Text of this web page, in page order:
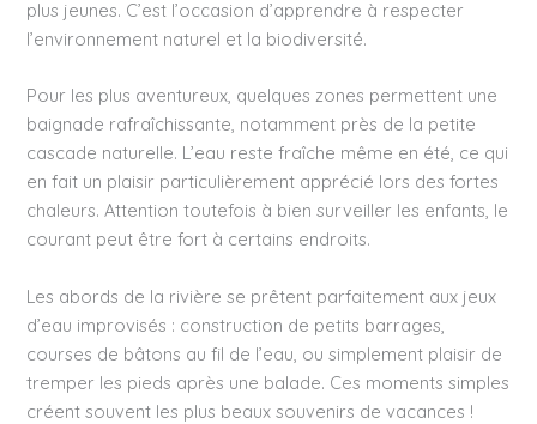
plus jeunes. C’est l’occasion d’apprendre à respecter
l’environnement naturel et la biodiversité.
Pour les plus aventureux, quelques zones permettent une
baignade rafraîchissante, notamment près de la petite
cascade naturelle. L’eau reste fraîche même en été, ce qui
en fait un plaisir particulièrement apprécié lors des fortes
chaleurs. Attention toutefois à bien surveiller les enfants, le
courant peut être fort à certains endroits.
Les abords de la rivière se prêtent parfaitement aux jeux
d’eau improvisés : construction de petits barrages,
courses de bâtons au fil de l’eau, ou simplement plaisir de
tremper les pieds après une balade. Ces moments simples
créent souvent les plus beaux souvenirs de vacances !